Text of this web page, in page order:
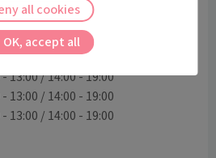
- 13:00 / 14:00 - 19:00
- 13:00 / 14:00 - 19:00
13:00 / 14:00 - 19:00
13:00 / 14:00 - 19:00
13:00 / 14:00 - 19:00
OK, accept all
all cookies